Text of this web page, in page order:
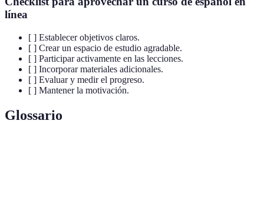
línea
[ ] Establecer objetivos claros.
[ ] Crear un espacio de estudio agradable.
[ ] Participar activamente en las lecciones.
[ ] Incorporar materiales adicionales.
[ ] Evaluar y medir el progreso.
[ ] Mantener la motivación.
Glossario